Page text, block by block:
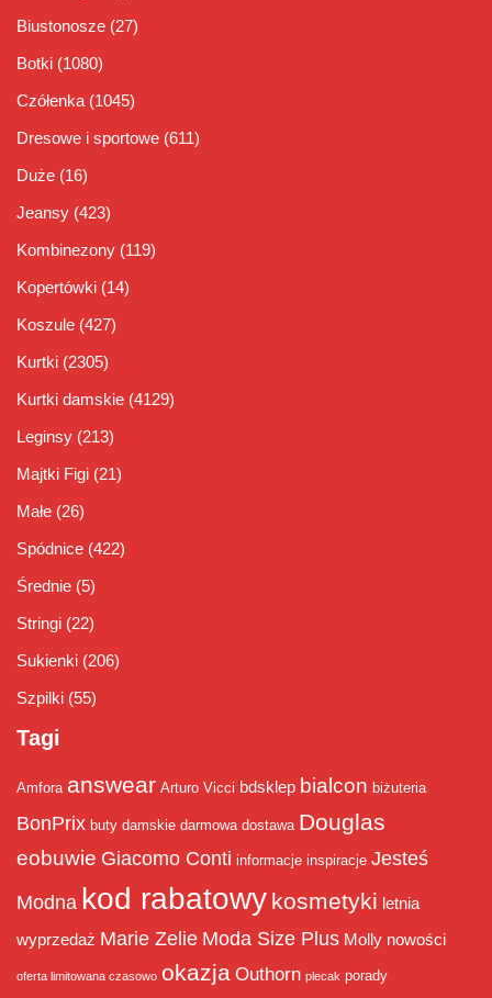
Biustonosze (27)
Botki (1080)
Czółenka (1045)
Dresowe i sportowe (611)
Duże (16)
Jeansy (423)
Kombinezony (119)
Kopertówki (14)
Koszule (427)
Kurtki (2305)
Kurtki damskie (4129)
Leginsy (213)
Majtki Figi (21)
Małe (26)
Spódnice (422)
Średnie (5)
Stringi (22)
Sukienki (206)
Szpilki (55)
Tagi
Amfora answear Arturo Vicci bdsklep bialcon biżuteria
BonPrix buty damskie darmowa dostawa Douglas
eobuwie Giacomo Conti informacje inspiracje Jesteś
Modna kod rabatowy kosmetyki letnia
wyprzedaż Marie Zelie Moda Size Plus Molly nowości
oferta limitowana czasowo okazja Outhorn plecak porady